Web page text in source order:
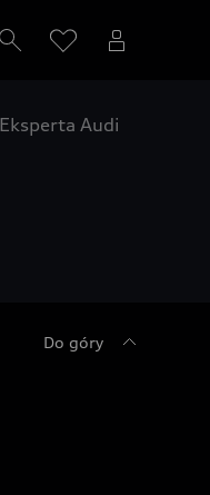
Audi
Do góry